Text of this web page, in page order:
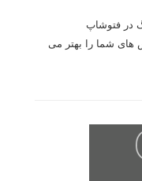
های شما را بهتر می